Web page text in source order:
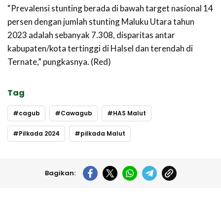
“Prevalensi stunting berada di bawah target nasional 14
persen dengan jumlah stunting Maluku Utara tahun
2023 adalah sebanyak 7.308, disparitas antar
kabupaten/kota tertinggi di Halsel dan terendah di
Ternate,” pungkasnya. (Red)
Tag
cagub Cawagub HAS Malut
Pilkada 2024 pilkada Malut
Bagikan: